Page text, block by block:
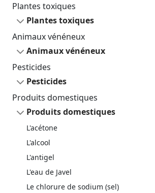
Plantes toxiques
Plantes toxiques
Animaux vénéneux
Animaux vénéneux
Pesticides
Pesticides
Produits domestiques
Produits domestiques
L'acétone
L'alcool
L'antigel
L'eau de Javel
Le chlorure de sodium (sel)